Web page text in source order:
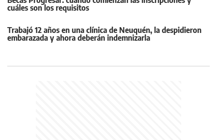
cuáles son los requisitos
Trabajó 12 años en una clínica de Neuquén, la despidieron
embarazada y ahora deberán indemnizarla